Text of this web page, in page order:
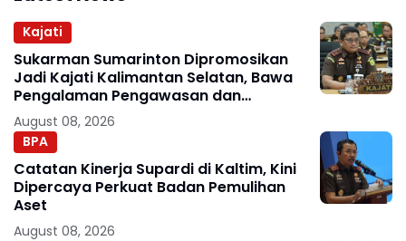
Kajati
Sukarman Sumarinton Dipromosikan
Jadi Kajati Kalimantan Selatan, Bawa
Pengalaman Pengawasan dan
Kepemimpinan
August 08, 2026
BPA
Catatan Kinerja Supardi di Kaltim, Kini
Dipercaya Perkuat Badan Pemulihan
Aset
August 08, 2026